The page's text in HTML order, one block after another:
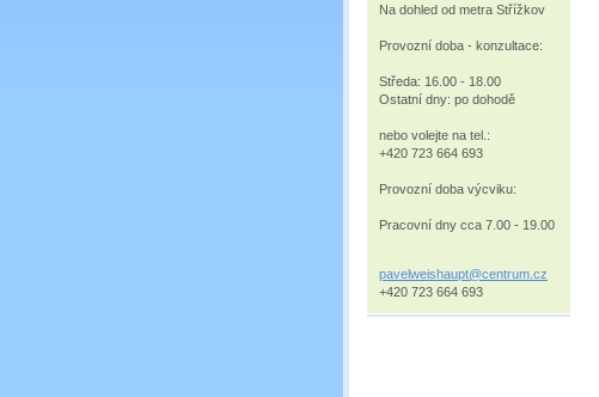
Na dohled od metra Střížkov
Provozní doba - konzultace:
Středa: 16.00 - 18.00
Ostatní dny: po dohodě
nebo volejte na tel.:
+420 723 664 693
Provozní doba výcviku:
Pracovní dny cca 7.00 - 19.00
pavelweishaupt@centrum.cz
+420 723 664 693